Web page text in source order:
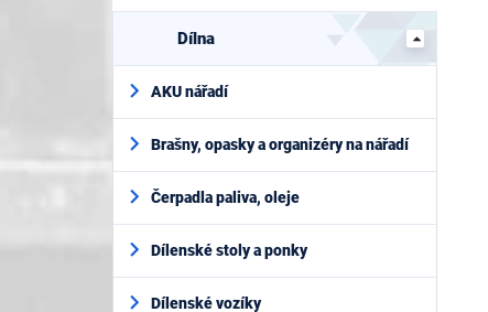
Dílna
AKU nářadí
Brašny, opasky a organizéry na nářadí
Čerpadla paliva, oleje
Dílenské stoly a ponky
Dílenské vozíky